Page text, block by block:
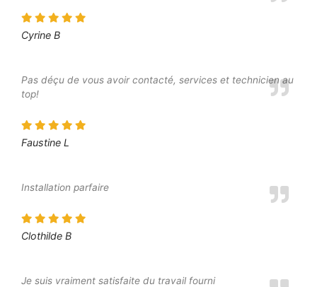
Cyrine B
Pas déçu de vous avoir contacté, services et technicien au
top!
Faustine L
Installation parfaire
Clothilde B
Je suis vraiment satisfaite du travail fourni